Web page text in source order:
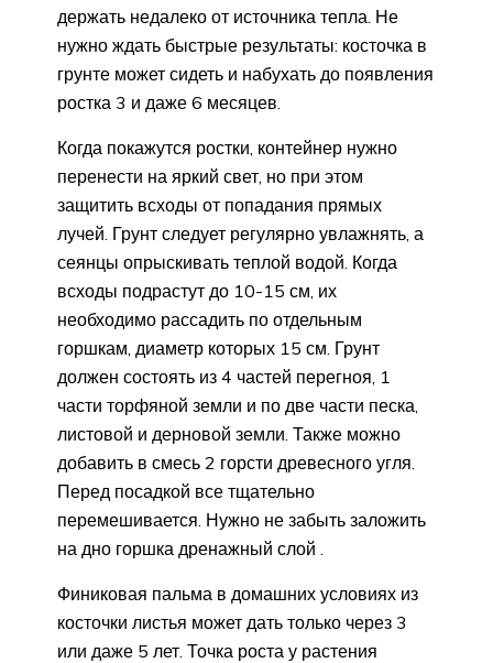
держать недалеко от источника тепла. Не
нужно ждать быстрые результаты: косточка в
грунте может сидеть и набухать до появления
ростка 3 и даже 6 месяцев.
Когда покажутся ростки, контейнер нужно
перенести на яркий свет, но при этом
защитить всходы от попадания прямых
лучей. Грунт следует регулярно увлажнять, а
сеянцы опрыскивать теплой водой. Когда
всходы подрастут до 10-15 см, их
необходимо рассадить по отдельным
горшкам, диаметр которых 15 см. Грунт
должен состоять из 4 частей перегноя, 1
части торфяной земли и по две части песка,
листовой и дерновой земли. Также можно
добавить в смесь 2 горсти древесного угля.
Перед посадкой все тщательно
перемешивается. Нужно не забыть заложить
на дно горшка дренажный слой .
Финиковая пальма в домашних условиях из
косточки листья может дать только через 3
или даже 5 лет. Точка роста у растения